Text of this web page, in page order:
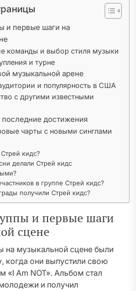
и первые шаги на
команды и выбор стиля музыки
и турне
музыкальной арене
и популярность в США
с другими известными
достижения
чарты с новыми синглами
кидс?
делали Стрей кидс
в группе Стрей кидс?
получили Стрей кидс?
и первые шаги
сцене
на музыкальной сцене были
когда они выпустили свою
«I Am NOT». Альбом стал
и получил